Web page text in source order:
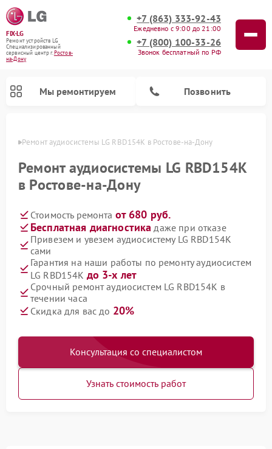
FIX-LG
Ремонт устройств LG
Специализированный
cервисный центр г.Ростов-
на-Дону
+7 (863) 333-92-43
Ежедневно с 9:00 до 21:00
+7 (800) 100-33-26
Звонок бесплатный по РФ
Мы ремонтируем Позвонить
Ремонт аудиосистемы LG RBD154K в Ростове-на-Дону
Ремонт аудиосистемы LG RBD154K
в Ростове-на-Дону
Стоимость ремонта от 680 руб.
Бесплатная диагностика даже при отказе
Привезем и увезем аудиосистему LG RBD154K
сами
Гарантия на наши работы по ремонту аудиосистем
LG RBD154K до 3-х лет
Срочный ремонт аудиосистем LG RBD154K в
течении часа
Скидка для вас до 20%
Консультация со специалистом
Узнать стоимость работ